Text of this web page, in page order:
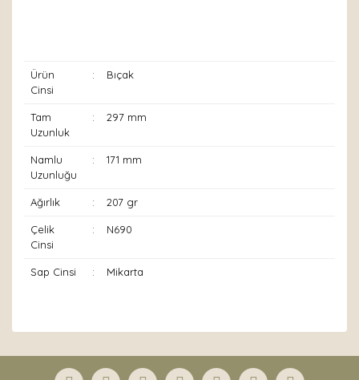
Ürün
Cinsi
: Bıçak
Tam
Uzunluk
: 297 mm
Namlu
Uzunluğu
: 171 mm
Ağırlık : 207 gr
Çelik
Cinsi
: N690
Sap Cinsi : Mikarta
formunu kullanarak tarafımıza iletebilirsiniz.
Görüş ve önerileriniz için teşekkür ederiz.